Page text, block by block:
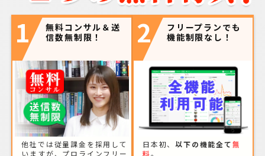
1
無料コンサル＆送
信数無制限！
他社では従量課金を採用して
いますが、プロラインフリー
2
フリープランでも
機能制限なし！
日本初、以下の機能全て無
料。